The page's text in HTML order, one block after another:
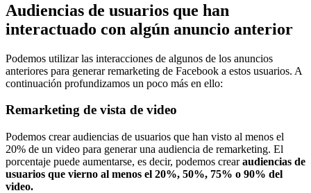
Audiencias de usuarios que han
interactuado con algún anuncio anterior
Podemos utilizar las interacciones de algunos de los anuncios
anteriores para generar remarketing de Facebook a estos usuarios. A
continuación profundizamos un poco más en ello:
Remarketing de vista de video
Podemos crear audiencias de usuarios que han visto al menos el
20% de un video para generar una audiencia de remarketing. El
porcentaje puede aumentarse, es decir, podemos crearaudiencias de
usuarios que vierno al menos el 20%, 50%, 75% o 90% del
video.